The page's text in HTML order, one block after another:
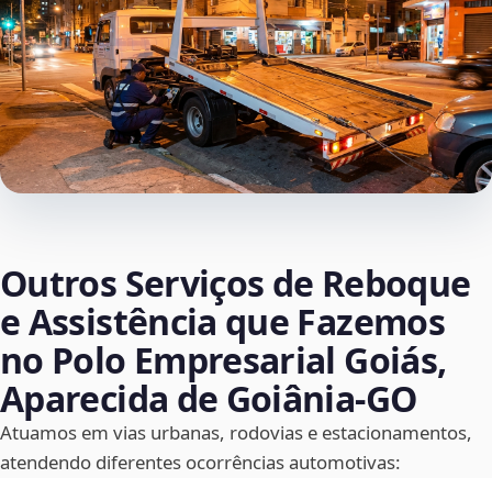
Outros Serviços de Reboque
e Assistência que Fazemos
no Polo Empresarial Goiás,
Aparecida de Goiânia‑GO
Atuamos em vias urbanas, rodovias e estacionamentos,
atendendo diferentes ocorrências automotivas: